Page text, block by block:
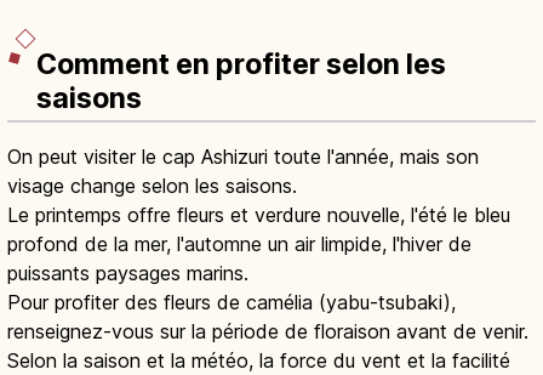
Comment en profiter selon les
saisons
On peut visiter le cap Ashizuri toute l'année, mais son
visage change selon les saisons.
Le printemps offre fleurs et verdure nouvelle, l'été le bleu
profond de la mer, l'automne un air limpide, l'hiver de
puissants paysages marins.
Pour profiter des fleurs de camélia (yabu-tsubaki),
renseignez-vous sur la période de floraison avant de venir.
Selon la saison et la météo, la force du vent et la facilité